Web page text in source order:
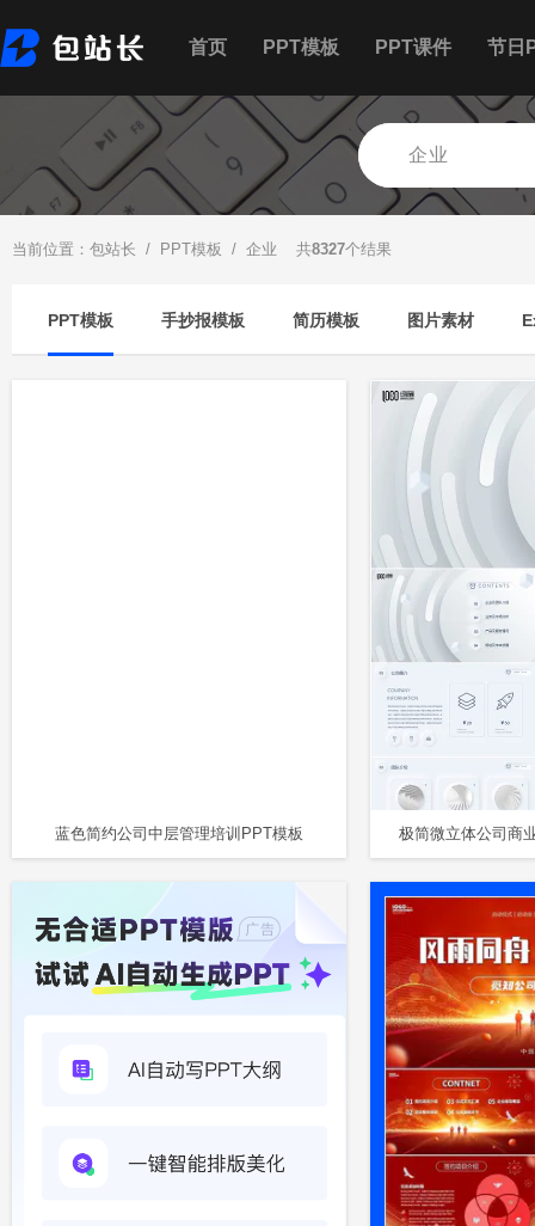
首页 PPT模板 PPT课件 节日
当前位置： 包站长 / PPT模板 / 企业 共8327个结果
PPT模板 手抄报模板 简历模板 图片素材
蓝色简约公司中层管理培训PPT模板